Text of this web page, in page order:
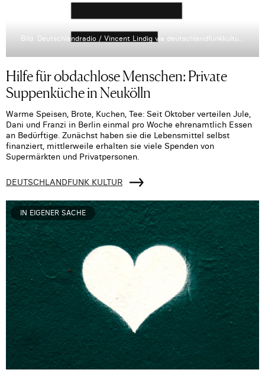
Hilfe für obdachlose Menschen: Private
Suppenküche in Neukölln
Warme Speisen, Brote, Kuchen, Tee: Seit Oktober verteilen Jule,
Dani und Franzi in Berlin einmal pro Woche ehrenamtlich Essen
an Bedürftige. Zunächst haben sie die Lebensmittel selbst
finanziert, mittlerweile erhalten sie viele Spenden von
Supermärkten und Privatpersonen.
DEUTSCHLANDFUNK KULTUR
IN EIGENER SACHE